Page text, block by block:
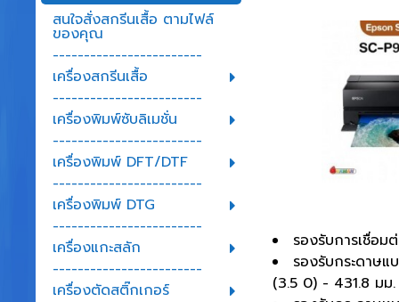
สนใจสั่งสกรีนเสื้อ ตามไฟล์
ของคุณ
------------------------
เครื่องสกรีนเสื้อ
------------------------
เครื่องพิมพ์ซับลิเมชั่น
------------------------
เครื่องพิมพ์ DFT/DTF
------------------------
เครื่องพิมพ์ DTG
------------------------
เครื่องแกะสลัก
------------------------
เครื่องตัดสติ๊กเกอร์
รองรับการเชื่อม
รองรับกระดาษ
(3.5 0) - 431.8 มม